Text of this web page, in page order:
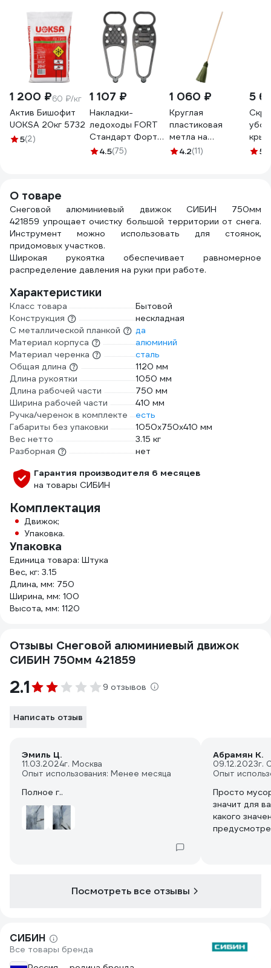
1 200 ₽60 ₽/кг
Актив Бишофит
UOKSA 20кг 5732
5(2)
1 107 ₽
Накладки-
ледоходы FORT
Стандарт Форт
6х6 шипов
4.5(75)
1 060 ₽
Круглая
пластиковая
метла на
деревянном
4.2(11)
5
5
О товаре
Снеговой алюминиевый движок СИБИН 750мм
421859 упрощает очистку большой территории от снега.
Инструмент можно использовать для стоянок,
придомовых участков.
Широкая рукоятка обеспечивает равномерное
распределение давления на руки при работе.
Характеристики
Класс товара
Бытовой
Конструкция
нескладная
С металлической планкой
да
Материал корпуса
алюминий
Материал черенка
сталь
Общая длина
1120 мм
Длина рукоятки
1050 мм
Длина рабочей части
750 мм
Ширина рабочей части
410 мм
Ручка/черенок в комплекте
есть
Габариты без упаковки
1050х750х410 мм
Вес нетто
3.15 кг
Разборная
нет
Гарантия производителя 6 месяцев
на товары СИБИН
Комплектация
Движок;
Упаковка.
Упаковка
Единица товара: Штука
Вес, кг: 3.15
Длина, мм: 750
Ширина, мм: 100
Высота, мм: 1120
Отзывы Снеговой алюминиевый движок
СИБИН 750мм 421859
2.1 9 отзывов
Написать отзыв
Эмиль Ц.
11.03.2024г. Москва
Опыт использования: Менее месяца
Полное г..
Абрамян К.
09.12.2023г.
Опыт
Просто
значит для
какого
Посмотреть все отзывы
СИБИН
Все товары бренда